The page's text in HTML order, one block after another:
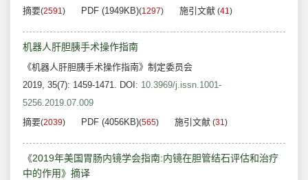
摘要(2591) PDF (1949KB)(1297) 施引文献 (41)
机器人肝胆胰手术操作指南
《机器人肝胆胰手术操作指南》制定委员会
2019, 35(7): 1459-1471. DOI: 10.3969/j.issn.1001-
5256.2019.07.009
摘要(2039) PDF (4056KB)(565) 施引文献 (31)
《2019年美国胃肠内镜学会指南:内镜在胆管结石评估和治疗
中的作用》摘译